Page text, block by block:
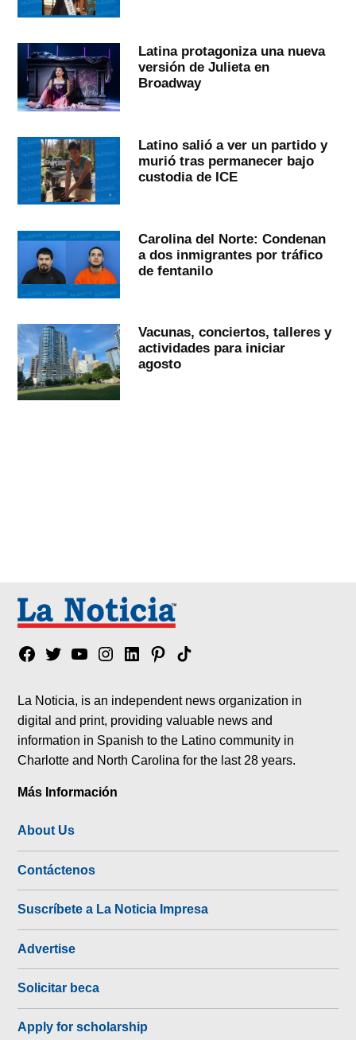
Latina protagoniza una nueva
versión de Julieta en
Broadway
Latino salió a ver un partido y
murió tras permanecer bajo
custodia de ICE
Carolina del Norte: Condenan
a dos inmigrantes por tráfico
de fentanilo
Vacunas, conciertos, talleres y
actividades para iniciar
agosto
Facebook
TwitterYouTubeInstagram
LinkedinPinterest
Tik
La Noticia, is an independent news organization in
digital and print, providing valuable news and
information in Spanish to the Latino community in
Charlotte and North Carolina for the last 28 years.
Más Información
About Us
Contáctenos
Suscríbete a La Noticia Impresa
Advertise
Solicitar beca
Apply for scholarship